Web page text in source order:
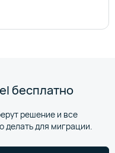
бесплатно
решение и все
делать для миграции.